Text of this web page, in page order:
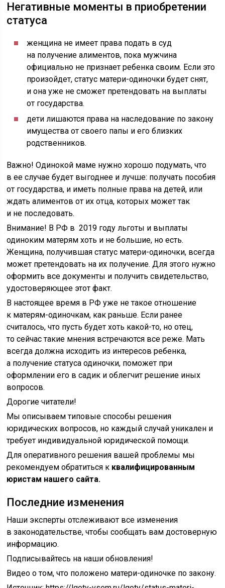
Негативные моменты в приобретении
статуса
женщина не имеет права подать в суд
на получение алиментов, пока мужчина
официально не признает ребенка своим. Если это
произойдет, статус матери-одиночки будет снят,
и она уже не сможет претендовать на выплаты
от государства.
дети лишаются права на наследование по закону
имущества от своего папы и его близких
родственников.
Важно! Одинокой маме нужно хорошо подумать, что
в ее случае будет выгоднее и лучше: получать пособия
от государства, и иметь полные права на детей, или
ждать алиментов от их отца, которых может так
и не последовать.
Внимание! В РФ в 2019 году льготы и выплаты
одиноким матерям хоть и не большие, но есть.
Женщина, получившая статус матери-одиночки, всегда
может претендовать на их получение. Для этого нужно
оформить все документы и получить свидетельство,
удостоверяющее этот факт.
В настоящее время в РФ уже не такое отношение
к матерям-одиночкам, как раньше. Если ранее
считалось, что пусть будет хоть какой-то, но отец,
то сейчас такие мнения встречаются все реже. Мать
всегда должна исходить из интересов ребенка,
а получение статуса одиночки, поможет при
оформлении его в садик и облегчит решение иных
вопросов.
Дорогие читатели!
Мы описываем типовые способы решения
юридических вопросов, но каждый случай уникален и
требует индивидуальной юридической помощи.
Для оперативного решения вашей проблемы мы
рекомендуем обратиться к квалифицированным
юристам нашего сайта.
Последние изменения
Наши эксперты отслеживают все изменения
в законодательстве, чтобы сообщать вам достоверную
информацию.
Подписывайтесь на наши обновления!
Видео о том, что положено матери-одиночке по закону.